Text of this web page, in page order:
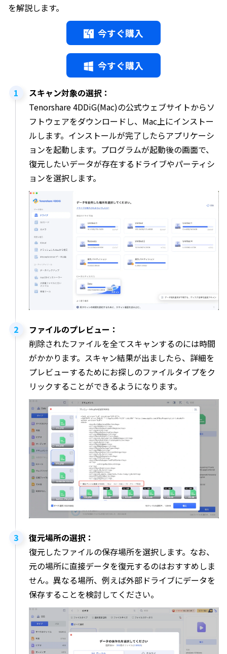
を解説します。
今すぐ購入
今すぐ購入
スキャン対象の選択：
Tenorshare 4DDiG(Mac)の公式ウェブサイトからソ
フトウェアをダウンロードし、Mac上にインストー
ルします。インストールが完了したらアプリケーシ
ョンを起動します。プログラムが起動後の画面で、
復元したいデータが存在するドライブやパーティシ
ョンを選択します。
ファイルのプレビュー：
削除されたファイルを全てスキャンするのには時間
がかかります。スキャン結果が出ましたら、詳細を
プレビューするためにお探しのファイルタイプをク
リックすることができるようになります。
復元場所の選択：
復元したファイルの保存場所を選択します。なお、
元の場所に直接データを復元するのはおすすめしま
せん。異なる場所、例えば外部ドライブにデータを
保存することを検討してください。